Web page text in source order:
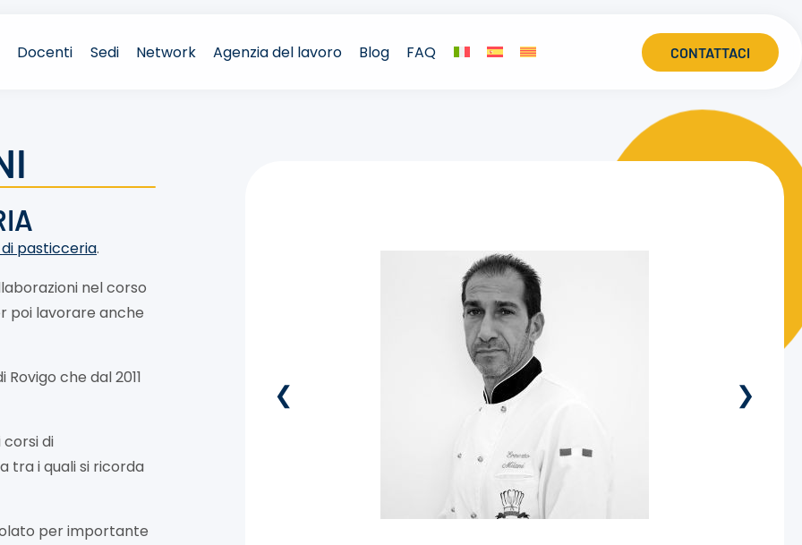
Docenti Sedi Network Agenzia del lavoro Blog FAQ CONTATTACI
pasticceria.
nel corso
poi lavorare anche
che dal 2011
di
tra i quali si ricorda
per importante